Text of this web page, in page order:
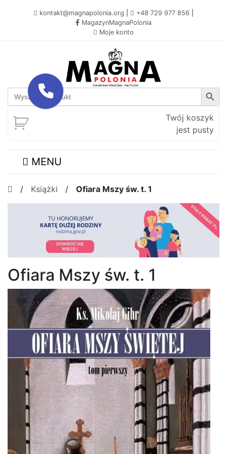
kontakt@magnapolonia.org +48 729 977 856
MagazynMagnaPolonia
Moje konto
Search
for:
Search Button
Twój koszyk
jest pusty
MENU
/ Książki / Ofiara Mszy św. t. 1
Ofiara Mszy św. t. 1